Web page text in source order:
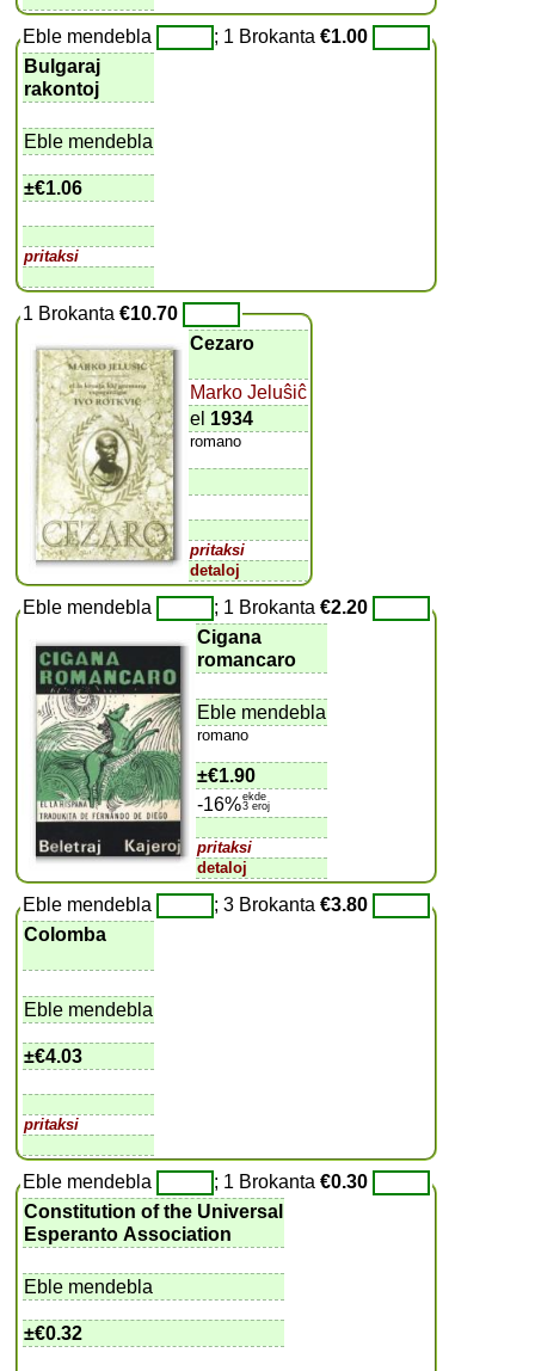
Eble mendebla ; 1 Brokanta€1.00
Bulgaraj
rakontoj
Eble mendebla
±€1.06
pritaksi
1 Brokanta€10.70
Cezaro
Marko Jeluŝiĉ
el 1934
romano
pritaksi
detaloj
Eble mendebla ; 1 Brokanta€2.20
Cigana
romancaro
Eble mendebla
romano
±€1.90
-16%ekde
3 eroj
pritaksi
detaloj
Eble mendebla ; 3 Brokanta€3.80
Colomba
Eble mendebla
±€4.03
pritaksi
Eble mendebla ; 1 Brokanta€0.30
Constitution of the Universal
Esperanto Association
Eble mendebla
±€0.32